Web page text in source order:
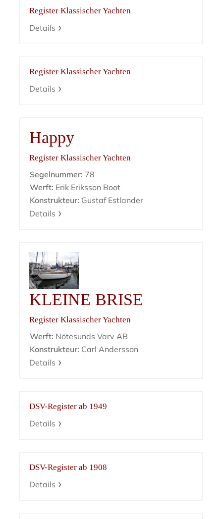
Register Klassischer Yachten
Details
Register Klassischer Yachten
Details
Happy
Register Klassischer Yachten
Segelnummer: 78
Werft: Erik Eriksson Boot
Konstrukteur: Gustaf Estlander
Details
KLEINE BRISE
Register Klassischer Yachten
Werft: Nötesunds Varv AB
Konstrukteur: Carl Andersson
Details
DSV-Register ab 1949
Details
DSV-Register ab 1908
Details